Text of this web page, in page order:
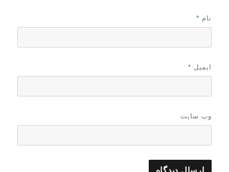
نام *
ایمیل *
وب‌ سایت